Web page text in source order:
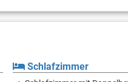
Schlafzimmer